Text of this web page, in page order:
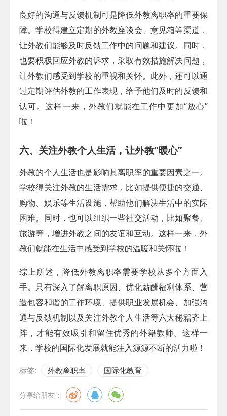
良好的沟通与反馈机制可是降低外教离职率的重要保
障。学校得建立定期的外教座谈会、意见箱等渠道，
让外教们能够及时反馈工作中的问题和建议。同时，
也要积极回应外教的诉求，采取有效措施解决问题，
让外教们感受到学校的重视和关怀。此外，还可以通
过定期评估外教的工作表现，给予他们及时的反馈和
认可。这样一来，外教们就能在工作中更加“放心”
啦！
六、关注外教个人生活，让外教“暖心”
外教的个人生活也是影响其离职率的重要因素之一。
学校得关注外教的生活需求，比如提供便捷的交通、
购物、娱乐等生活设施，帮助他们解决生活中的实际
困难。同时，也可以组织一些社交活动，比如聚餐、
旅游等，增进外教之间的友谊和互动。这样一来，外
教们就能在生活中感受到学校的温暖和关怀啦！
综上所述，降低外教离职率需要学校从多个方面入
手。只有深入了解离职原因、优化薪酬福利体系、营
造包容和谐的工作环境、提供职业发展机会、加强沟
通与反馈机制以及关注外教个人生活等六大秘籍齐上
阵，才能有效吸引和留住优秀的外籍教师。这样一
来，学校的国际化发展就能注入源源不断的活力啦！
标签: 外教离职率 国际化教育
分享给朋友：